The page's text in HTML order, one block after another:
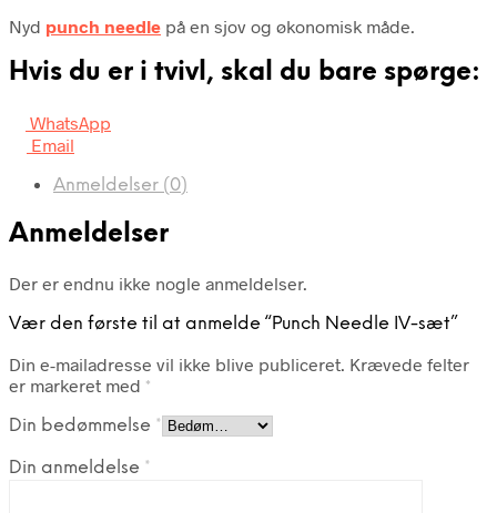
Nyd punch needle på en sjov og økonomisk måde.
Hvis du er i tvivl, skal du bare spørge:
WhatsApp
Email
Anmeldelser (0)
Anmeldelser
Der er endnu ikke nogle anmeldelser.
Vær den første til at anmelde “Punch Needle IV-sæt”
Din e-mailadresse vil ikke blive publiceret. Krævede felter
er markeret med *
Din bedømmelse *
Din anmeldelse *